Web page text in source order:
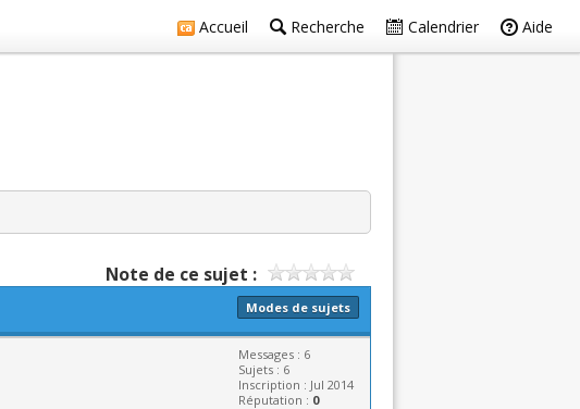
Accueil Recherche Calendrier Aide
Note de ce sujet :
Modes de sujets
Messages : 6
Sujets : 6
Inscription : Jul 2014
Réputation : 0